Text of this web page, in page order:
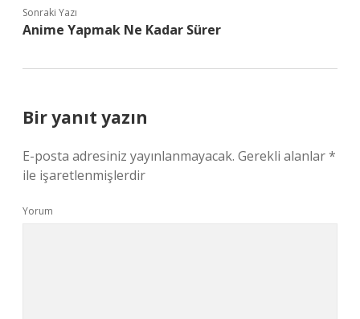
Sonraki Yazı
Anime Yapmak Ne Kadar Sürer
Bir yanıt yazın
E-posta adresiniz yayınlanmayacak. Gerekli alanlar*
ile işaretlenmişlerdir
Yorum